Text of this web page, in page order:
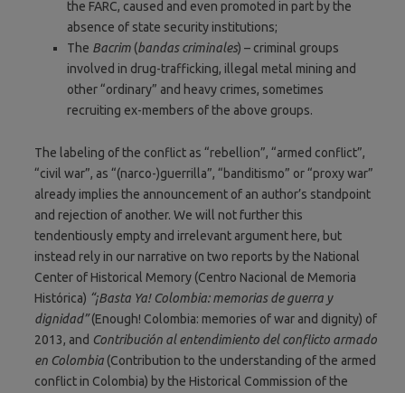
the FARC, caused and even promoted in part by the
absence of state security institutions;
The Bacrim (bandas criminales) – criminal groups
involved in drug-trafficking, illegal metal mining and
other “ordinary” and heavy crimes, sometimes
recruiting ex-members of the above groups.
The labeling of the conflict as “rebellion”, “armed conflict”,
“civil war”, as “(narco-)guerrilla”, “banditismo” or “proxy war”
already implies the announcement of an author’s standpoint
and rejection of another. We will not further this
tendentiously empty and irrelevant argument here, but
instead rely in our narrative on two reports by the National
Center of Historical Memory (Centro Nacional de Memoria
Histórica) “¡Basta Ya! Colombia: memorias de guerra y
dignidad”(Enough! Colombia: memories of war and dignity) of
2013, and Contribución al entendimiento del conflicto armado
en Colombia (Contribution to the understanding of the armed
conflict in Colombia) by the Historical Commission of the